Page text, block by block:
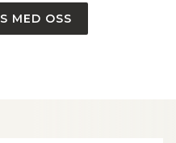
MED OSS